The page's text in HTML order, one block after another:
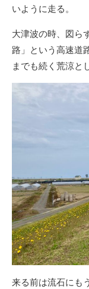
いように走る。
大津波の時、図ら
路」という高速道
までも続く荒涼と
来る前は流石にも